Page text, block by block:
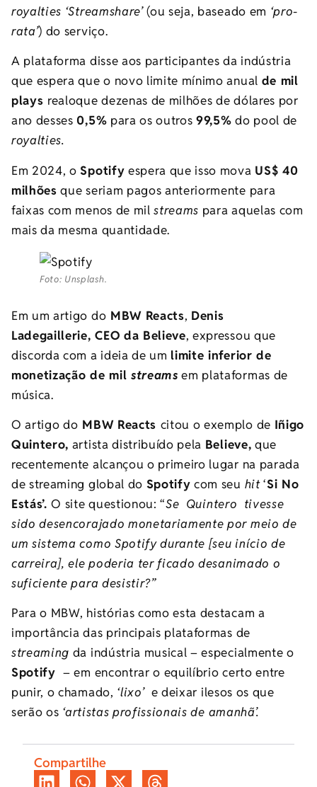
royalties ‘Streamshare’(ou seja, baseado em ‘pro-
rata’) do serviço.
A plataforma disse aos participantes da indústria
que espera que o novo limite mínimo anual de mil
plays realoque dezenas de milhões de dólares por
ano desses 0,5% para os outros99,5% do pool de
royalties.
Em 2024, oSpotify espera que isso mova US$ 40
milhões que seriam pagos anteriormente para
faixas com menos de milstreams para aquelas com
mais da mesma quantidade.
Foto: Unsplash.
Em um artigo do MBW Reacts, Denis
Ladegaillerie, CEO da Believe, expressou que
discorda com a ideia de um limite inferior de
monetização de mil streams em plataformas de
música.
O artigo do MBW Reacts citou o exemplo de Iñigo
Quintero, artista distribuído pela Believe, que
recentemente alcançou o primeiro lugar na parada
de streaming global do Spotify com seu hit‘Si No
Estás’.O site questionou: “Se Quintero tivesse
sido desencorajado monetariamente por meio de
um sistema como Spotify durante [seu início de
carreira], ele poderia ter ficado desanimado o
suficiente para desistir?”
Para o MBW, histórias como esta destacam a
importância das principais plataformas de
streaming da indústria musical – especialmente o
Spotify – em encontrar o equilíbrio certo entre
punir, o chamado, ‘lixo’e deixar ilesos os que
serão os ‘artistas profissionais de amanhã’.
Compartilhe